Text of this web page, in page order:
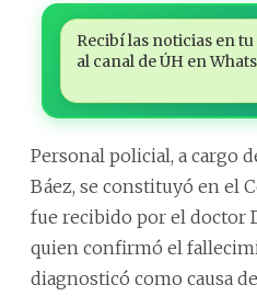
Recibí las noticias en
al canal de ÚH en
Personal policial, a cargo
Báez, se constituyó en el
fue recibido por el doctor
quien confirmó el
diagnosticó como causa